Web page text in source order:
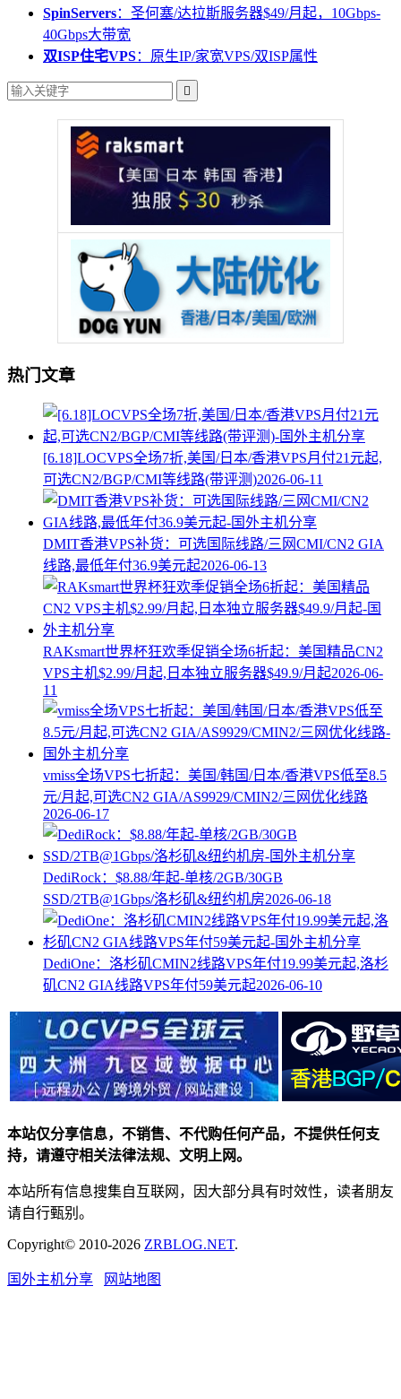
SpinServers：圣何塞/达拉斯服务器$49/月起，10Gbps-
40Gbps大带宽
双ISP住宅VPS：原生IP/家宽VPS/双ISP属性

热门文章
[6.18]LOCVPS全场7折,美国/日本/香港VPS月付21元起,
可选CN2/BGP/CMI等线路(带评测)2026-06-11
DMIT香港VPS补货：可选国际线路/三网CMI/CN2 GIA
线路,最低年付36.9美元起2026-06-13
RAKsmart世界杯狂欢季促销全场6折起：美国精品CN2
VPS主机$2.99/月起,日本独立服务器$49.9/月起2026-06-
11
vmiss全场VPS七折起：美国/韩国/日本/香港VPS低至8.5
元/月起,可选CN2 GIA/AS9929/CMIN2/三网优化线路
2026-06-17
DediRock：$8.88/年起-单核/2GB/30GB
SSD/2TB@1Gbps/洛杉矶&纽约机房2026-06-18
DediOne：洛杉矶CMIN2线路VPS年付19.99美元起,洛杉
矶CN2 GIA线路VPS年付59美元起2026-06-10
本站仅分享信息，不销售、不代购任何产品，不提供任何支
持，请遵守相关法律法规、文明上网。
本站所有信息搜集自互联网，因大部分具有时效性，读者朋友
请自行甄别。
Copyright© 2010-2026 ZRBLOG.NET.
国外主机分享 网站地图